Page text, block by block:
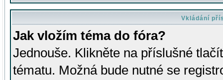
Vkládání
Jak vložím téma do fóra?
Jednouše. Klikněte na příslušné
tématu. Možná bude nutné se